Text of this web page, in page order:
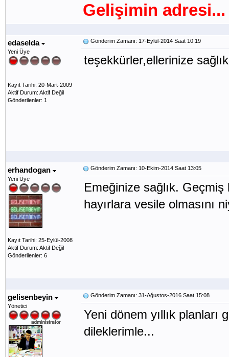
Gelişimin adresi...
edaselda
Yeni Üye
Kayıt Tarihi: 20-Mart-2009
Aktif Durum: Aktif Değil
Gönderilenler: 1
Gönderim Zamanı: 17-Eylül-2014 Saat 10:19
teşekkürler,ellerinize
erhandogan
Yeni Üye
Kayıt Tarihi: 25-Eylül-2008
Aktif Durum: Aktif Değil
Gönderilenler: 6
Gönderim Zamanı: 10-Ekim-2014 Saat 13:05
Emeğinize sağlık. Geçmiş
hayırlara vesile olmasını
gelisenbeyin
Yönetici
Gönderim Zamanı: 31-Ağustos-2016 Saat 15:08
Yeni dönem yıllık planları
dileklerimle...